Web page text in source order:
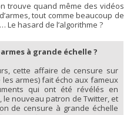
trouve quand même des vidéos
tout comme beaucoup de
hasard de l’algorithme ?
à grande échelle ?
cette affaire de censure sur
armes) fait écho aux fameux
qui ont été révélés en
le nouveau patron de Twitter, et
de censure à grande échelle